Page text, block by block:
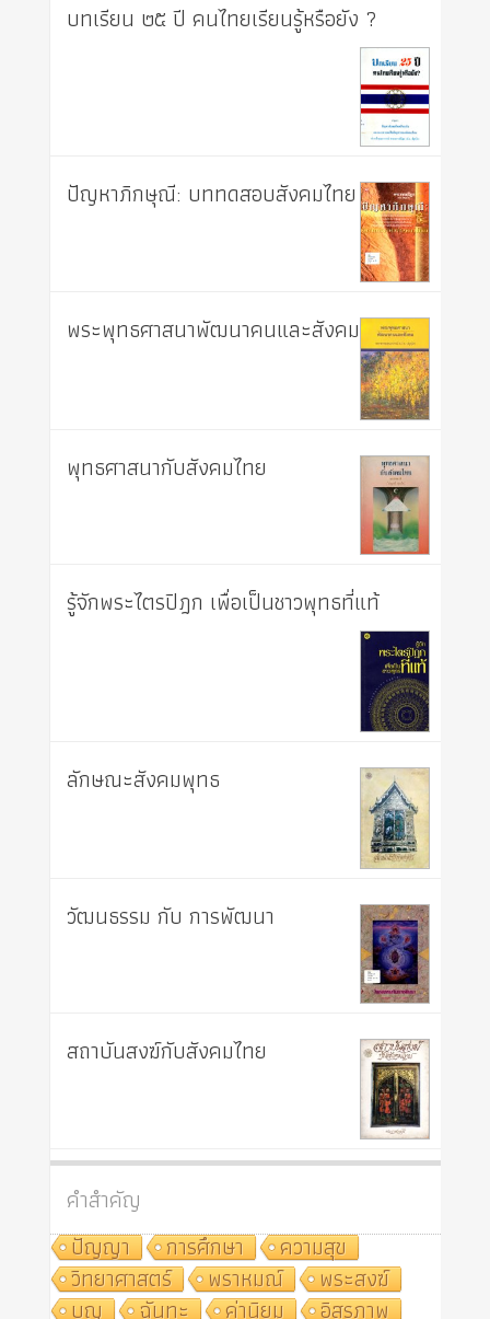
บทเรียน ๒๕ ปี คนไทยเรียนรู้หรือยัง ?
ปัญหาภิกษุณี: บททดสอบสังคมไทย
พระพุทธศาสนาพัฒนาคนและสังคม
พุทธศาสนากับสังคมไทย
รู้จักพระไตรปิฎก เพื่อเป็นชาวพุทธที่แท้
ลักษณะสังคมพุทธ
วัฒนธรรม กับ การพัฒนา
สถาบันสงฆ์กับสังคมไทย
คำสำคัญ
ปัญญา
การศึกษา
ความสุข
วิทยาศาสตร์
พราหมณ์
พระสงฆ์
บุญ
ฉันทะ ค่านิยม อิสรภาพ